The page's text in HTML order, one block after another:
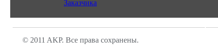
Заказчика
© 2011 AKP. Все права сохранены.